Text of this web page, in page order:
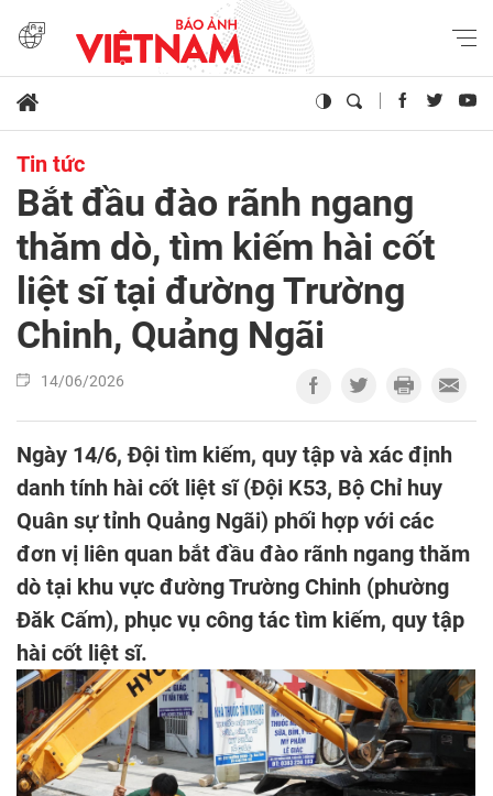
Tin tức
Bắt đầu đào rãnh ngang
thăm dò, tìm kiếm hài cốt
liệt sĩ tại đường Trường
Chinh, Quảng Ngãi
14/06/2026
Ngày 14/6, Đội tìm kiếm, quy tập và xác định
danh tính hài cốt liệt sĩ (Đội K53, Bộ Chỉ huy
Quân sự tỉnh Quảng Ngãi) phối hợp với các
đơn vị liên quan bắt đầu đào rãnh ngang thăm
dò tại khu vực đường Trường Chinh (phường
Đăk Cấm), phục vụ công tác tìm kiếm, quy tập
hài cốt liệt sĩ.